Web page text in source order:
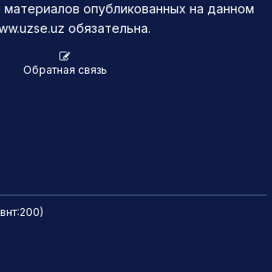
материалов опубликованных на данном
обязательна.
Обратная связь